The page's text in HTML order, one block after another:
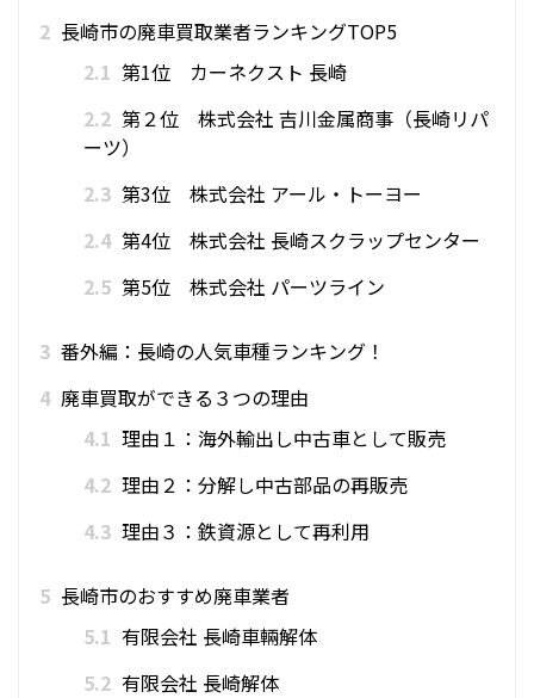
2 長崎市の廃車買取業者ランキングTOP5
2.1 第1位 カーネクスト 長崎
2.2 第２位 株式会社 吉川金属商事（長崎リパ
ーツ）
2.3 第3位 株式会社 アール・トーヨー
2.4 第4位 株式会社 長崎スクラップセンター
2.5 第5位 株式会社 パーツライン
3 番外編：長崎の人気車種ランキング！
4 廃車買取ができる３つの理由
4.1 理由１：海外輸出し中古車として販売
4.2 理由２：分解し中古部品の再販売
4.3 理由３：鉄資源として再利用
5 長崎市のおすすめ廃車業者
5.1 有限会社 長崎車輛解体
5.2 有限会社 長崎解体